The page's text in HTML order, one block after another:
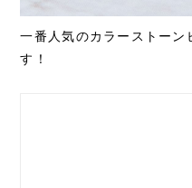
一番人気のカラーストーン
す！